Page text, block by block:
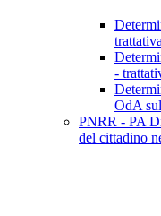
-
OdA
PNRR - PA
del cittadino